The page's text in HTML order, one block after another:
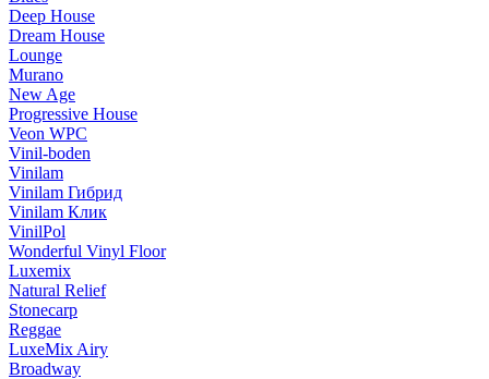
Deep House
Dream House
Lounge
Murano
New Age
Progressive House
Veon WPC
Vinil-boden
Vinilam
Vinilam Гибрид
Vinilam Клик
VinilPol
Wonderful Vinyl Floor
Luxemix
Natural Relief
Stonecarp
Reggae
LuxeMix Airy
Broadway